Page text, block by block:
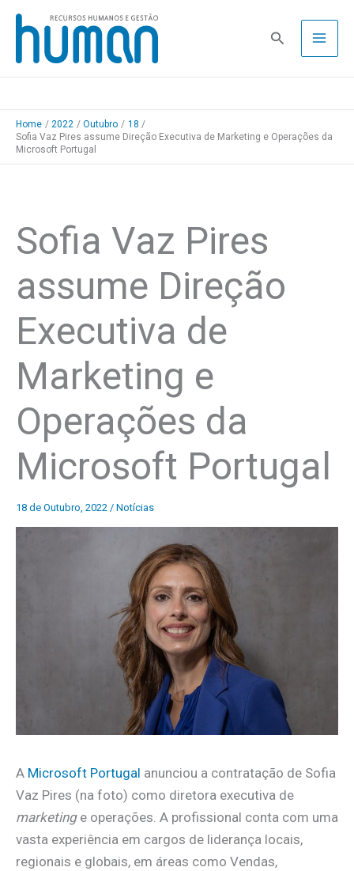
Skip
content
Pesquisa
Home 2022 Outubro
18
Sofia Vaz Pires assume Direção Executiva de Marketing e Operações da
Microsoft Portugal
Sofia Vaz Pires
assume Direção
Executiva de
Marketing e
Operações da
Microsoft Portugal
18 de Outubro, 2022 / Notícias
A Microsoft Portugal anunciou a contratação de Sofia
Vaz Pires (na foto) como diretora executiva de
marketinge operações. A profissional conta com uma
vasta experiência em cargos de liderança locais,
regionais e globais, em áreas como Vendas,